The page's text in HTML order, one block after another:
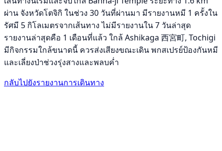
ผ่าน จังหวัดโตจิกิ ในช่วง 30 วันที่ผ่านมา มีรายงานหมี 1 ครั้งใน
รัศมี 5 กิโลเมตรจากเส้นทาง ไม่มีรายงานใน 7 วันล่าสุด
รายงานล่าสุดคือ 1 เดือนที่แล้ว ใกล้ Ashikaga 西宮町, Tochigi
มีกิจกรรมใกล้ขนาดนี้ ควรส่งเสียงขณะเดิน พกสเปรย์ป้องกันหมี
และเลี่ยงป่าช่วงรุ่งสางและพลบค่ำ
กลับไปยังรายงานการเดินทาง